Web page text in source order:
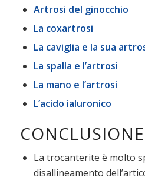
Artrosi del ginocchio
La coxartrosi
La caviglia e la sua
La spalla e l’artrosi
La mano e l’artrosi
L’acido ialuronico
CONCLUSIONE
La trocanterite è molto
disallineamento